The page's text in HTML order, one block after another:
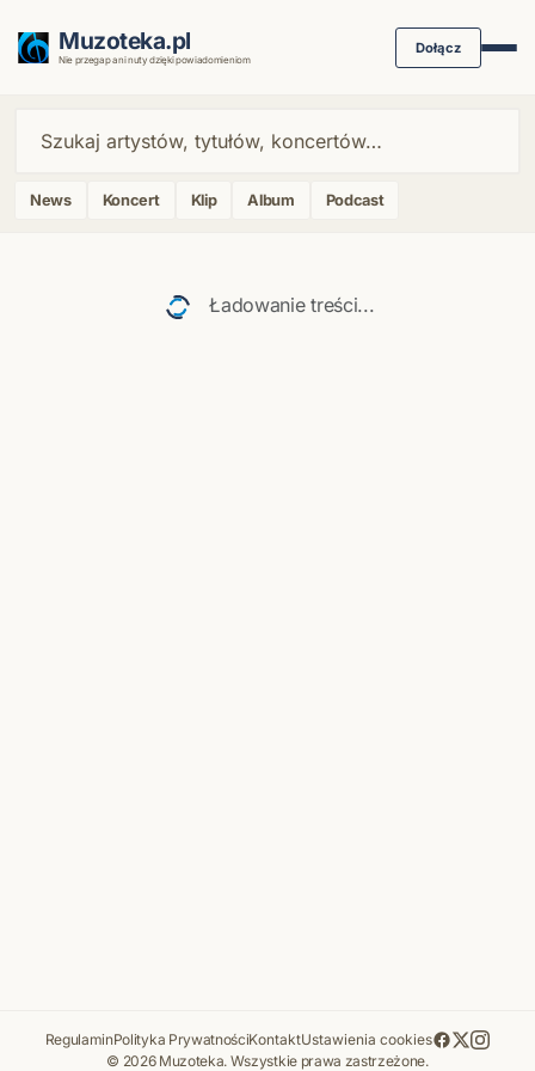
Muzoteka.pl
Nie przegap ani nuty dzięki powiadomieniom
Dołącz
News Koncert Klip Album Podcast
Ładowanie treści...
RegulaminPolityka PrywatnościKontaktUstawienia cookies
© 2026 Muzoteka. Wszystkie prawa zastrzeżone.